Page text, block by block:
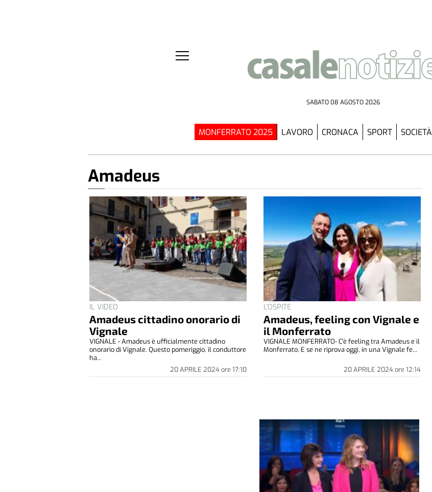
SABATO 08 AGOSTO 2026
MONFERRATO 2025 LAVORO CRONACA SPORT SOCIETÀ
Amadeus
IL VIDEO
Amadeus cittadino onorario di
Vignale
20 APRILE 2024ore 17:10
VIGNALE - Amadeus è ufficialmente cittadino
onorario di Vignale. Questo pomeriggio, il conduttore
ha...
L'OSPITE
Amadeus, feeling con Vignale e
il Monferrato
20 APRILE 2024ore 12:14
VIGNALE MONFERRATO- C'è feeling tra Amadeus e il
Monferrato. E se ne riprova oggi, in una Vignale fe...